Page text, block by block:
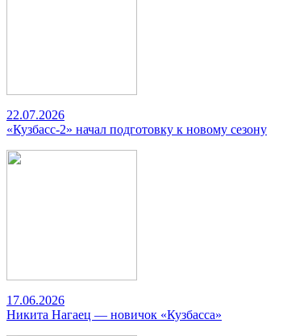
22.07.2026
«Кузбасс-2» начал подготовку к новому сезону
17.06.2026
Никита Нагаец — новичок «Кузбасса»